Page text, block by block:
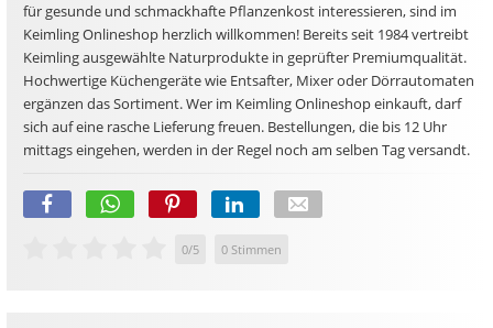
für gesunde und schmackhafte Pflanzenkost interessieren, sind im
Keimling Onlineshop herzlich willkommen! Bereits seit 1984 vertreibt
Keimling ausgewählte Naturprodukte in geprüfter Premiumqualität.
Hochwertige Küchengeräte wie Entsafter, Mixer oder Dörrautomaten
ergänzen das Sortiment. Wer im Keimling Onlineshop einkauft, darf
sich auf eine rasche Lieferung freuen. Bestellungen, die bis 12 Uhr
mittags eingehen, werden in der Regel noch am selben Tag versandt.
0/5 0 Stimmen